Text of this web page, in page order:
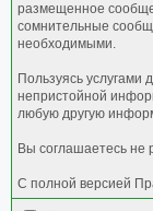
размещенное
сомнительные
необходимыми.
Пользуясь
непристойной
любую другую
Вы соглашаетесь
С полной версией